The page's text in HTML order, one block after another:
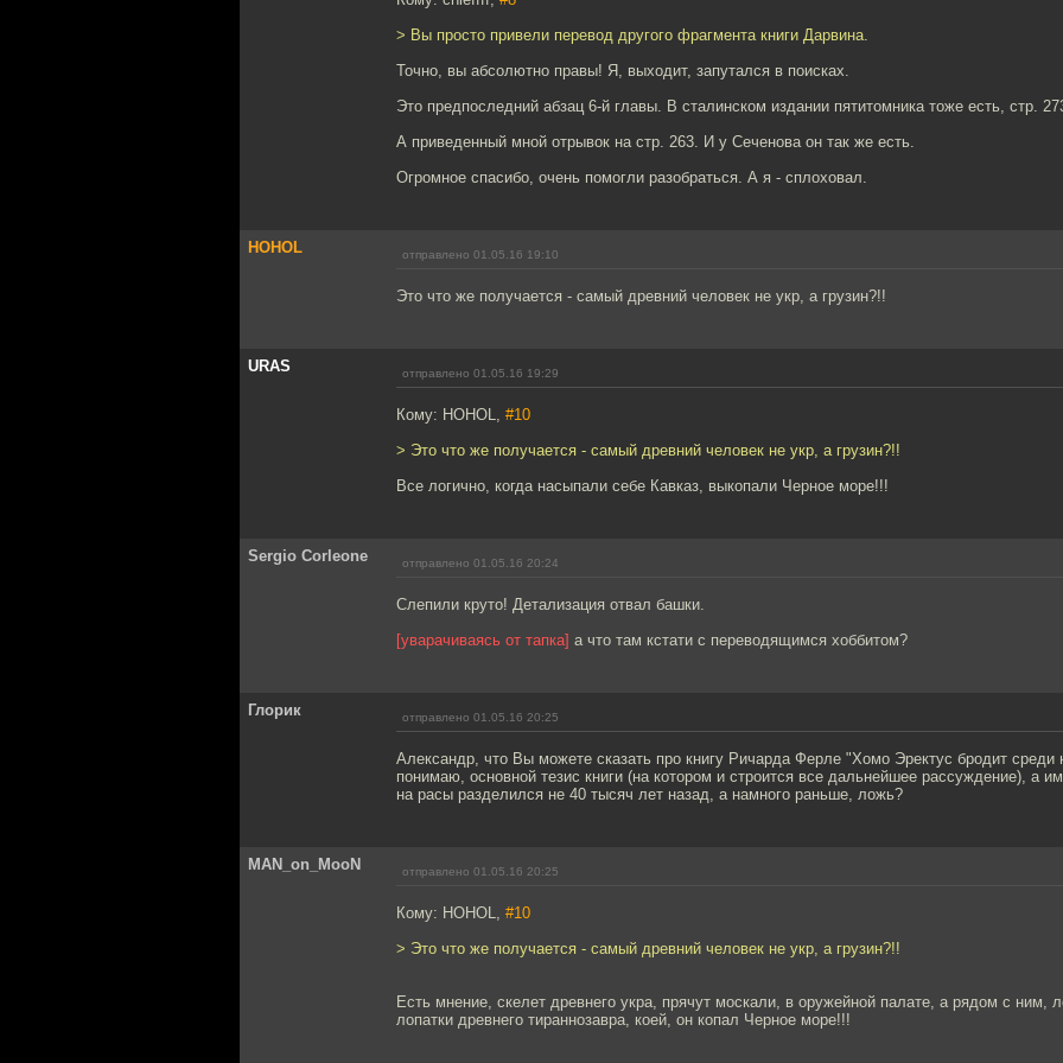
> Вы просто привели перевод другого фрагмента книги Дарвина.
Точно, вы абсолютно правы! Я, выходит, запутался в поисках.
Это предпоследний абзац 6-й главы. В сталинском издании пятитомника тоже есть, стр.
А приведенный мной отрывок на стр. 263. И у Сеченова он так же есть.
Огромное спасибо, очень помогли разобраться. А я - сплоховал.
HOHOL отправлено 01.05.16 19:10
Это что же получается - самый древний человек не укр, а грузин?!!
URAS отправлено 01.05.16 19:29
Кому: HOHOL, #10
> Это что же получается - самый древний человек не укр, а грузин?!!
Все логично, когда насыпали себе Кавказ, выкопали Черное море!!!
Sergio Corleone отправлено 01.05.16 20:24
Слепили круто! Детализация отвал башки.
[уварачиваясь от тапка] а что там кстати с переводящимся хоббитом?
Глорик отправлено 01.05.16 20:25
Александр, что Вы можете сказать про книгу Ричарда Ферле "Хомо Эректус бродит среди
понимаю, основной тезис книги (на котором и строится все дальнейшее рассуждение), а
на расы разделился не 40 тысяч лет назад, а намного раньше, ложь?
MAN_on_MooN отправлено 01.05.16 20:25
Кому: HOHOL, #10
> Это что же получается - самый древний человек не укр, а грузин?!!
Есть мнение, скелет древнего укра, прячут москали, в оружейной палате, а рядом с ним,
лопатки древнего тираннозавра, коей, он копал Черное море!!!